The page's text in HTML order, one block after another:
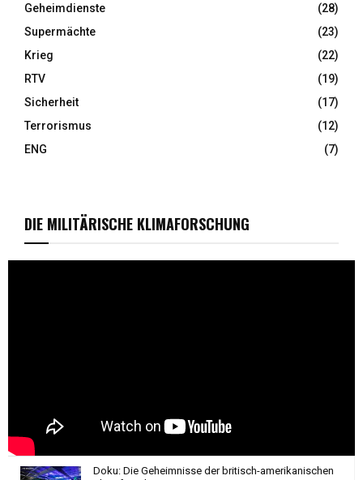
Geheimdienste
(28)
Supermächte
(23)
Krieg
(22)
RTV
(19)
Sicherheit
(17)
Terrorismus
(12)
ENG
(7)
DIE MILITÄRISCHE KLIMAFORSCHUNG
Doku: Die Geheimnisse der britisch-amerikanischen